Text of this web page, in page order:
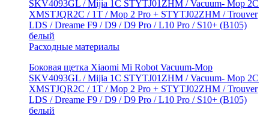
Расходные материалы
Боковая щетка Xiaomi Mi Robot Vacuum-Mop
SKV4093GL / Mijia 1C STYTJ01ZHM / Vacuum- Mop 2C
XMSTJQR2C / 1T / Mop 2 Pro + STYTJ02ZHM / Trouver
LDS / Dreame F9 / D9 / D9 Pro / L10 Pro / S10+ (B105)
белый